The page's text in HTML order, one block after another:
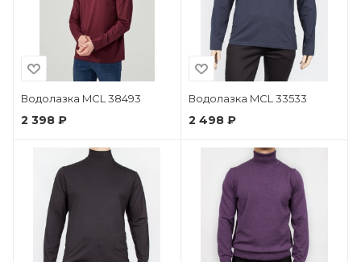
Водолазка MCL 38493
2 398 ₽
Водолазка MCL 33533
2 498 ₽